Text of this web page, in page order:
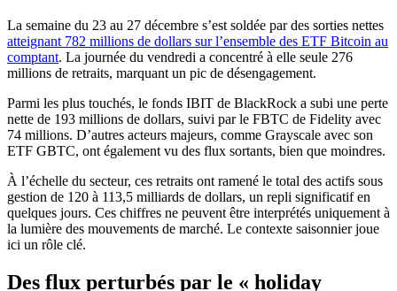
La semaine du 23 au 27 décembre s’est soldée par des sorties nettes
atteignant 782 millions de dollars sur l’ensemble des ETF Bitcoin au
comptant. La journée du vendredi a concentré à elle seule 276
millions de retraits, marquant un pic de désengagement.
Parmi les plus touchés, le fonds IBIT de BlackRock a subi une perte
nette de 193 millions de dollars, suivi par le FBTC de Fidelity avec
74 millions. D’autres acteurs majeurs, comme Grayscale avec son
ETF GBTC, ont également vu des flux sortants, bien que moindres.
À l’échelle du secteur, ces retraits ont ramené le total des actifs sous
gestion de 120 à 113,5 milliards de dollars, un repli significatif en
quelques jours. Ces chiffres ne peuvent être interprétés uniquement à
la lumière des mouvements de marché. Le contexte saisonnier joue
ici un rôle clé.
Des flux perturbés par le « holiday